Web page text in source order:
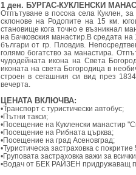
1 ден. БУРГАС-КУКЛЕНСКИ
Отпътуване в посока села Куклен,
склонове на Родопите на 15 км.
становище кога точно е възникнал
на Бачковския манастир.В средата
българи от гр. Пловдив.
голямо богатство за манастира.
чудодейната икона на Света
иконата на света Богородица в
строен в сегашния си вид през
вечерта.
ЦЕНАТА ВКЛЮЧВА:
•Транспорт с туристически автобус;
•Пътни такси;
•Посещение на Кукленски манастир
•Посещение на Рибната църква;
•Посещение на град Асеновград;
•Туристическа застраховка с
•Груповата застраховка важи за
•Водач от БЕК РАЙЗЕН придружаващ